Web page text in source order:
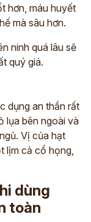
hơn, máu huyết
mà sâu hơn.
ninh quá lâu sẽ
quý giá.
dụng an thần rất
lụa bên ngoài và
Vị của hạt
lịm cả cổ họng,
dùng
toàn